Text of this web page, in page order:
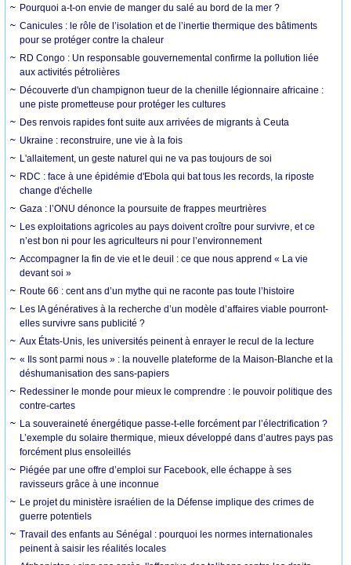
Pourquoi a-t-on envie de manger du salé au bord de la mer ?
Canicules : le rôle de l’isolation et de l’inertie thermique des bâtiments
pour se protéger contre la chaleur
RD Congo : Un responsable gouvernemental confirme la pollution liée
aux activités pétrolières
Découverte d'un champignon tueur de la chenille légionnaire africaine :
une piste prometteuse pour protéger les cultures
Des renvois rapides font suite aux arrivées de migrants à Ceuta
Ukraine : reconstruire, une vie à la fois
L'allaitement, un geste naturel qui ne va pas toujours de soi
RDC : face à une épidémie d'Ebola qui bat tous les records, la riposte
change d'échelle
Gaza : l’ONU dénonce la poursuite de frappes meurtrières
Les exploitations agricoles au pays doivent croître pour survivre, et ce
n’est bon ni pour les agriculteurs ni pour l’environnement
Accompagner la fin de vie et le deuil : ce que nous apprend « La vie
devant soi »
Route 66 : cent ans d’un mythe qui ne raconte pas toute l’histoire
Les IA génératives à la recherche d’un modèle d’affaires viable pourront-
elles survivre sans publicité ?
Aux États-Unis, les universités peinent à enrayer le recul de la lecture
« Ils sont parmi nous » : la nouvelle plateforme de la Maison-Blanche et la
déshumanisation des sans-papiers
Redessiner le monde pour mieux le comprendre : le pouvoir politique des
contre-cartes
La souveraineté énergétique passe-t-elle forcément par l’électrification ?
L’exemple du solaire thermique, mieux développé dans d’autres pays pas
forcément plus ensoleillés
Piégée par une offre d’emploi sur Facebook, elle échappe à ses
ravisseurs grâce à une inconnue
Le projet du ministère israélien de la Défense implique des crimes de
guerre potentiels
Travail des enfants au Sénégal : pourquoi les normes internationales
peinent à saisir les réalités locales